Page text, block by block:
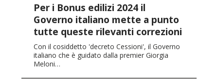
Per i Bonus edilizi 2024 il
Governo italiano mette a punto
tutte queste rilevanti correzioni
Con il cosiddetto 'decreto Cessioni', il Governo
italiano che è guidato dalla premier Giorgia
Meloni…